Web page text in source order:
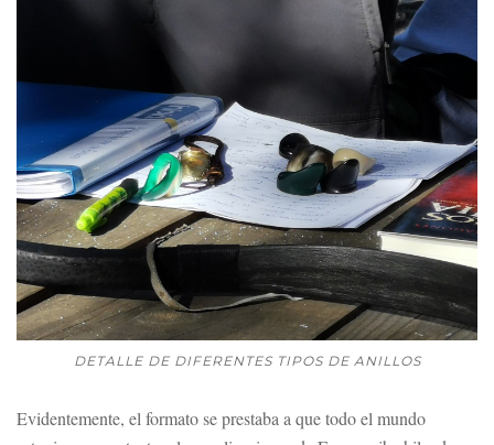
DETALLE DE DIFERENTES TIPOS DE ANILLOS
Evidentemente, el formato se prestaba a que todo el mundo